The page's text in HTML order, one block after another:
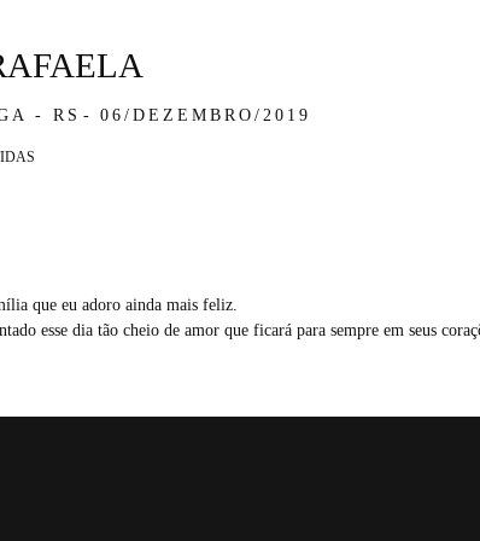
- RS 06/DEZEMBRO/2019
que eu adoro ainda mais feliz.
esse dia tão cheio de amor que ficará para sempre em seus